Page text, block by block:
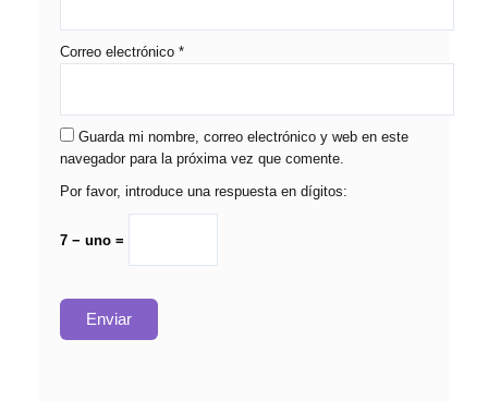
Correo electrónico *
Guarda mi nombre, correo electrónico y web en este
navegador para la próxima vez que comente.
Por favor, introduce una respuesta en dígitos:
7 − uno =